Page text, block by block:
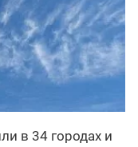
в 34 городах и